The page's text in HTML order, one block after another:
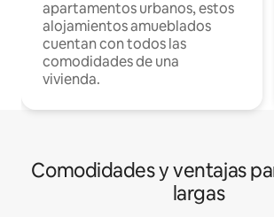
apartamentos urbanos, estos
alojamientos amueblados
cuentan con todos las
comodidades de una
vivienda.
Comodidades y ventajas
largas